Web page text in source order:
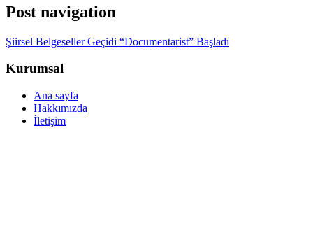
Post navigation
Şiirsel Belgeseller Geçidi “Documentarist” Başladı
Kurumsal
Ana sayfa
Hakkımızda
İletişim